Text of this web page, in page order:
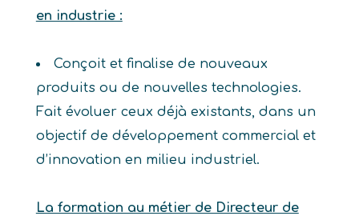
en industrie :
Conçoit et finalise de nouveaux
produits ou de nouvelles technologies.
Fait évoluer ceux déjà existants, dans un
objectif de développement commercial et
d’innovation en milieu industriel.
La formation au métier de Directeur de